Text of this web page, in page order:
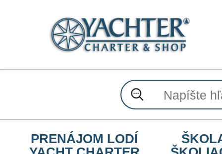
PRENÁJOM LODÍ